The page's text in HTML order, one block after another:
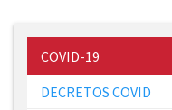
COVID-19
DECRETOS COVID